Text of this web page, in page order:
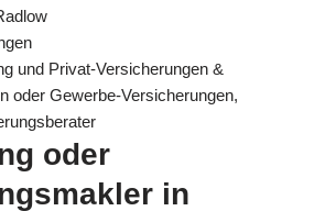
und Privat-Versicherungen &
oder Gewerbe-Versicherungen,
oder
in